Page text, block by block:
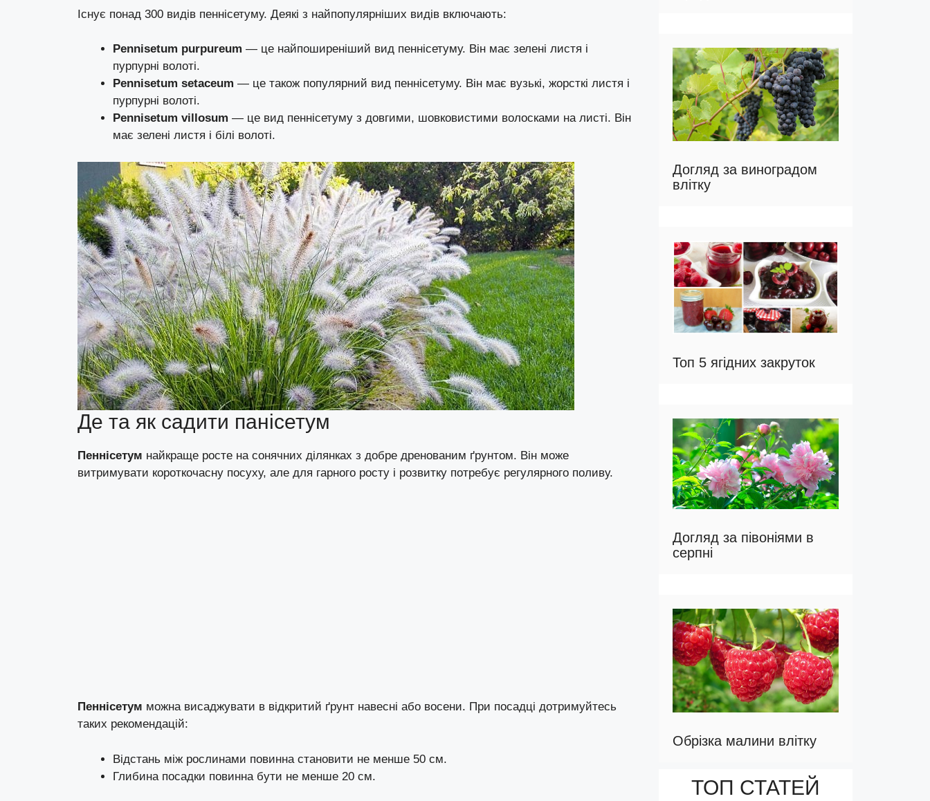
Існує понад 300 видів пеннісетуму. Деякі з найпопулярніших видів включають:
Pennisetum purpureum — це найпоширеніший вид пеннісетуму. Він має зелені листя і
пурпурні волоті.
Pennisetum setaceum — це також популярний вид пеннісетуму. Він має вузькі, жорсткі листя і
пурпурні волоті.
Pennisetum villosum — це вид пеннісетуму з довгими, шовковистими волосками на листі. Він
має зелені листя і білі волоті.
Де та як садити панісетум
Пеннісетум найкраще росте на сонячних ділянках з добре дренованим ґрунтом. Він може
витримувати короткочасну посуху, але для гарного росту і розвитку потребує регулярного поливу.
Пеннісетум можна висаджувати в відкритий ґрунт навесні або восени. При посадці дотримуйтесь
таких рекомендацій:
Відстань між рослинами повинна становити не менше 50 см.
Глибина посадки повинна бути не менше 20 см.
Догляд за виноградом
влітку
Топ 5 ягідних закруток
Догляд за півоніями в
серпні
Обрізка малини влітку
ТОП СТАТЕЙ